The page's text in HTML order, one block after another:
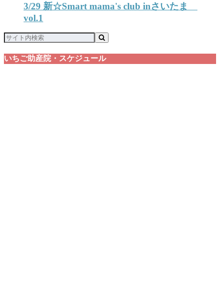
3/29 新☆Smart mama's club inさいたま
vol.1
いちご助産院・スケジュール